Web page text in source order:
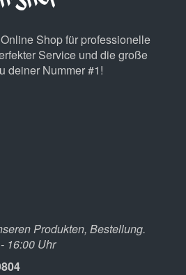
Shop für professionelle
Service und die große
deiner Nummer #1!
Produkten, Bestellung.
16:00 Uhr